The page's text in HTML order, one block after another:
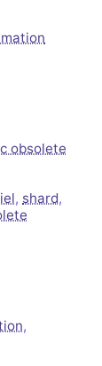
obsolete
, shard,
,